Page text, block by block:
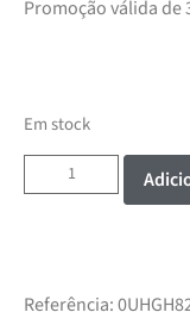
Promoção válida de
Em stock
Referência: